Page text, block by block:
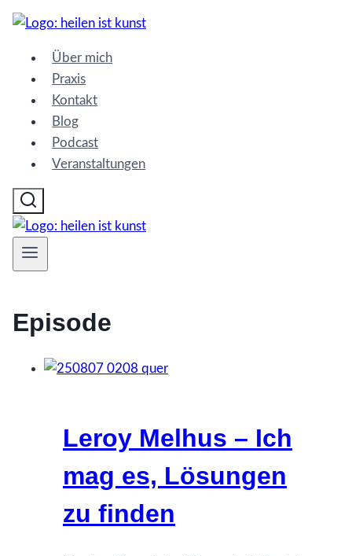
Zum
springen
Über mich
Praxis
Kontakt
Blog
Podcast
Veranstaltungen
Episode
Leroy Melhus – Ich
mag es, Lösungen
zu finden